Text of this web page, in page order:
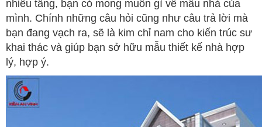
nhiêu tầng, bạn có mong muốn gì về mẫu nhà của
mình. Chính những câu hỏi cũng như câu trả lời mà
bạn đang vạch ra, sẽ là kim chỉ nam cho kiến trúc sư
khai thác và giúp bạn sở hữu mẫu thiết kế nhà hợp
lý, hợp ý.